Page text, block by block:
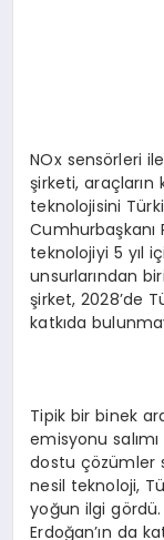
NOx sensörleri
şirketi,
teknolojisini
Cumhurbaşkanı
teknolojiyi 5 yıl
unsurlarından
şirket, 2028’de
katkıda
Tipik bir binek
emisyonu
dostu çözümler
nesil teknoloji,
yoğun ilgi
Erdoğan’ın da